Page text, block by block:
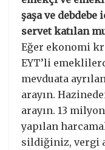
şaşa ve
servet katılan
Eğer ekonomi
EYT’li
mevduata
arayın.
arayın. 13
yapılan
sildiğiniz, vergi